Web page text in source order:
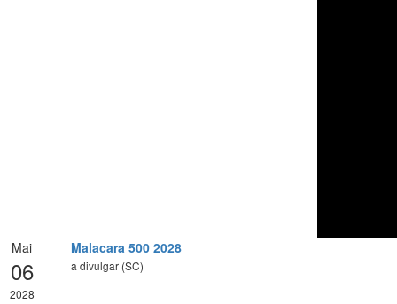
Mai
06
2028
Malacara 500 2028
a divulgar (SC)